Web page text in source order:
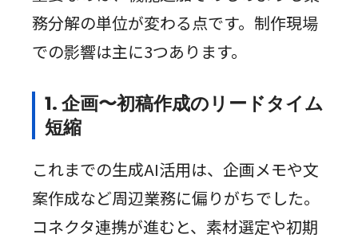
務分解の単位が変わる点です。制作現場
での影響は主に3つあります。
1. 企画〜初稿作成のリードタイム
短縮
これまでの生成AI活用は、企画メモや文
案作成など周辺業務に偏りがちでした。
コネクタ連携が進むと、素材選定や初期